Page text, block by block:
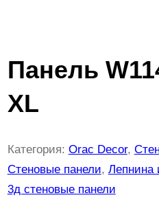
Панель
XL
Категория: Orac Decor,
Стеновые панели, Лепнина
3д стеновые панели